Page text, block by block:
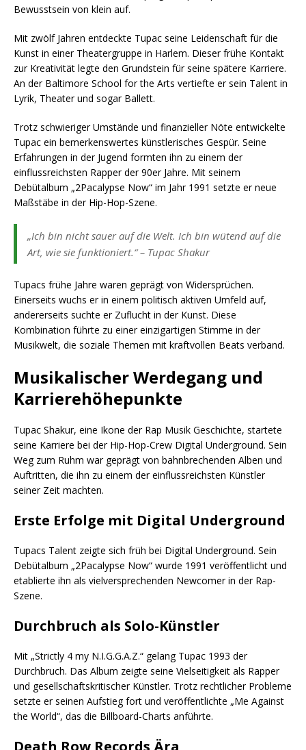
Bewusstsein von klein auf.
Mit zwölf Jahren entdeckte Tupac seine Leidenschaft für die
Kunst in einer Theatergruppe in Harlem. Dieser frühe Kontakt
zur Kreativität legte den Grundstein für seine spätere Karriere.
An der Baltimore School for the Arts vertiefte er sein Talent in
Lyrik, Theater und sogar Ballett.
Trotz schwieriger Umstände und finanzieller Nöte entwickelte
Tupac ein bemerkenswertes künstlerisches Gespür. Seine
Erfahrungen in der Jugend formten ihn zu einem der
einflussreichsten Rapper der 90er Jahre. Mit seinem
Debütalbum „2Pacalypse Now“ im Jahr 1991 setzte er neue
Maßstäbe in der Hip-Hop-Szene.
„Ich bin nicht sauer auf die Welt. Ich bin wütend auf die
Art, wie sie funktioniert.“ – Tupac Shakur
Tupacs frühe Jahre waren geprägt von Widersprüchen.
Einerseits wuchs er in einem politisch aktiven Umfeld auf,
andererseits suchte er Zuflucht in der Kunst. Diese
Kombination führte zu einer einzigartigen Stimme in der
Musikwelt, die soziale Themen mit kraftvollen Beats verband.
Musikalischer Werdegang und
Karrierehöhepunkte
Tupac Shakur, eine Ikone der Rap Musik Geschichte, startete
seine Karriere bei der Hip-Hop-Crew Digital Underground. Sein
Weg zum Ruhm war geprägt von bahnbrechenden Alben und
Auftritten, die ihn zu einem der einflussreichsten Künstler
seiner Zeit machten.
Erste Erfolge mit Digital Underground
Tupacs Talent zeigte sich früh bei Digital Underground. Sein
Debütalbum „2Pacalypse Now“ wurde 1991 veröffentlicht und
etablierte ihn als vielversprechenden Newcomer in der Rap-
Szene.
Durchbruch als Solo-Künstler
Mit „Strictly 4 my N.I.G.G.A.Z.“ gelang Tupac 1993 der
Durchbruch. Das Album zeigte seine Vielseitigkeit als Rapper
und gesellschaftskritischer Künstler. Trotz rechtlicher Probleme
setzte er seinen Aufstieg fort und veröffentlichte „Me Against
the World“, das die Billboard-Charts anführte.
Death Row Records Ära